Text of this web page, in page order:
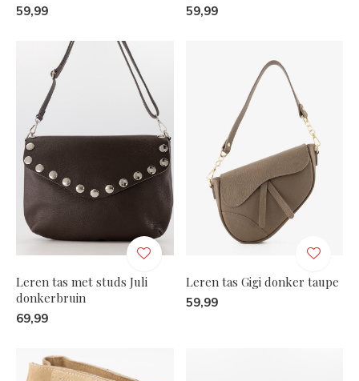
59,99 59,99
Leren tas met studs Juli
donkerbruin
69,99
Leren tas Gigi donker taupe
59,99